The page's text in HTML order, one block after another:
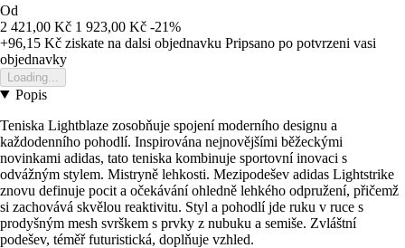
Od
2 421,00 Kč 1 923,00 Kč -21%
+96,15 Kč ziskate na dalsi objednavku Pripsano po potvrzeni vasi
objednavky
Loading...
Popis
Teniska Lightblaze zosobňuje spojení moderního designu a
každodenního pohodlí. Inspirována nejnovějšími běžeckými
novinkami adidas, tato teniska kombinuje sportovní inovaci s
odvážným stylem. Mistryně lehkosti. Mezipodešev adidas Lightstrike
znovu definuje pocit a očekávání ohledně lehkého odpružení, přičemž
si zachovává skvělou reaktivitu. Styl a pohodlí jde ruku v ruce s
prodyšným mesh svrškem s prvky z nubuku a semiše. Zvláštní
podešev, téměř futuristická, doplňuje vzhled.